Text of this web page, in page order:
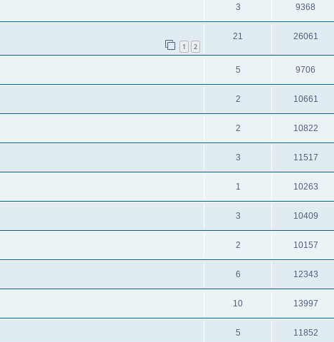
3 9368
1 2
21 26061
5 9706
2 10661
2 10822
3 11517
1 10263
3 10409
2 10157
6 12343
10 13997
5 11852